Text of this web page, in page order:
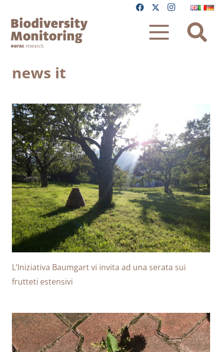
news it
L’Iniziativa Baumgart vi invita ad una serata sui
frutteti estensivi